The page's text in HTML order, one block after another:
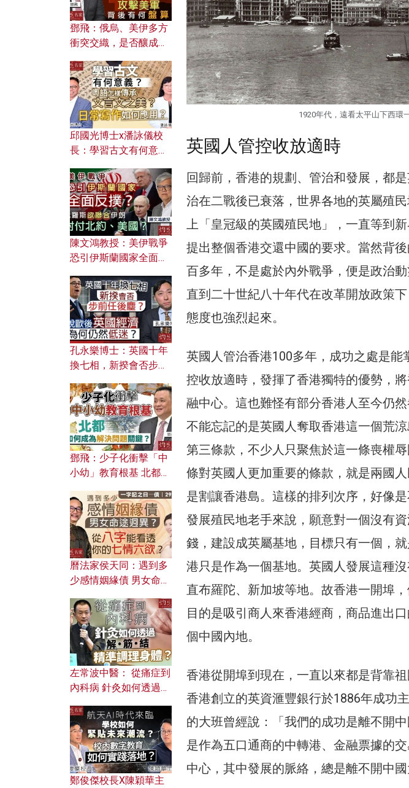
1920年代，遠看太平山下西環
英國人管控收放適時
回歸前，香港的規劃、管治和發展，都
治在二戰後已衰落，世界各地的英屬殖
上「皇冠級的英國殖民地」，一直等到
提出整個香港交還中國的要求。當然背
百多年，不是處於內外戰爭，便是政治
直到二十世紀八十年代在改革開放政策
態度也強烈起來。
英國人管治香港100多年，成功之處是
控收放適時，發揮了香港獨特的優勢，
融中心。這也難怪有部分香港人至今仍
不能忘記的是英國人奪取香港這一個荒
第三條款，不少人只聚焦於這一條喪權
條對英國人更加重要的條款，就是兩國
是割讓香港島。這樣的排列次序，好像
發展殖民地老手來說，願意對一個沒有
錢，建設成英屬基地，目標只有一個，
港只是作為一個基地。英國人發展這種
直布羅陀、新加坡等地。故香港一開埠
目的是吸引商人來香港經商，商品進出
個中國內地。
香港從開埠到現在，一直以來都是背靠
香港創立的英資滙豐銀行於1886年成功
的大班曾經說：「我們的成功是離不開
是作為五口通商的中轉港、金融票據的
中心，其中發展的脈絡，總是離不開中國
鄧飛：俄烏、美伊多方
衝突交織，是否釀成世
風險攻擊美軍，背後有
何盤算？
邱國光博士x潘詠儀校
長：學習古文有何意
文之美？ 日常寫作如何
應用？
陳文鴻教授：美伊戰爭
恐引伊斯蘭國家全面反
對付北約美國？
孔永樂博士：英國十年
換七相，新揆會否步前
濟為何仍然低迷？
鄧飛：少子化衝擊「中
小幼」教育根基 北都如
曆法家侯天同：遇到多
少感情姻緣債 男女命途
的七情六欲？
左常波中醫： 從痛症到
內科病 針灸如何透過解
鄭俊傑校長X陳穎華主